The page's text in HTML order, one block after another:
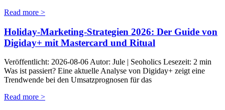
Read more >
Holiday-Marketing-Strategien 2026: Der Guide von
Digiday+ mit Mastercard und Ritual
Veröffentlicht: 2026-08-06 Autor: Jule | Seoholics Lesezeit: 2 min
Was ist passiert? Eine aktuelle Analyse von Digiday+ zeigt eine
Trendwende bei den Umsatzprognosen für das
Read more >